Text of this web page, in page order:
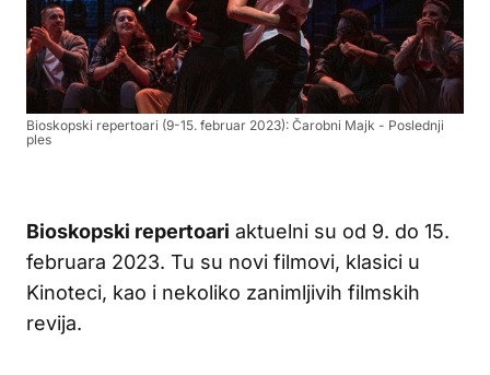
Bioskopski repertoari (9-15. februar 2023): Čarobni Majk - Poslednji
ples
Bioskopski repertoari aktuelni su od 9. do 15.
februara 2023. Tu su novi filmovi, klasici u
Kinoteci, kao i nekoliko zanimljivih filmskih
revija.